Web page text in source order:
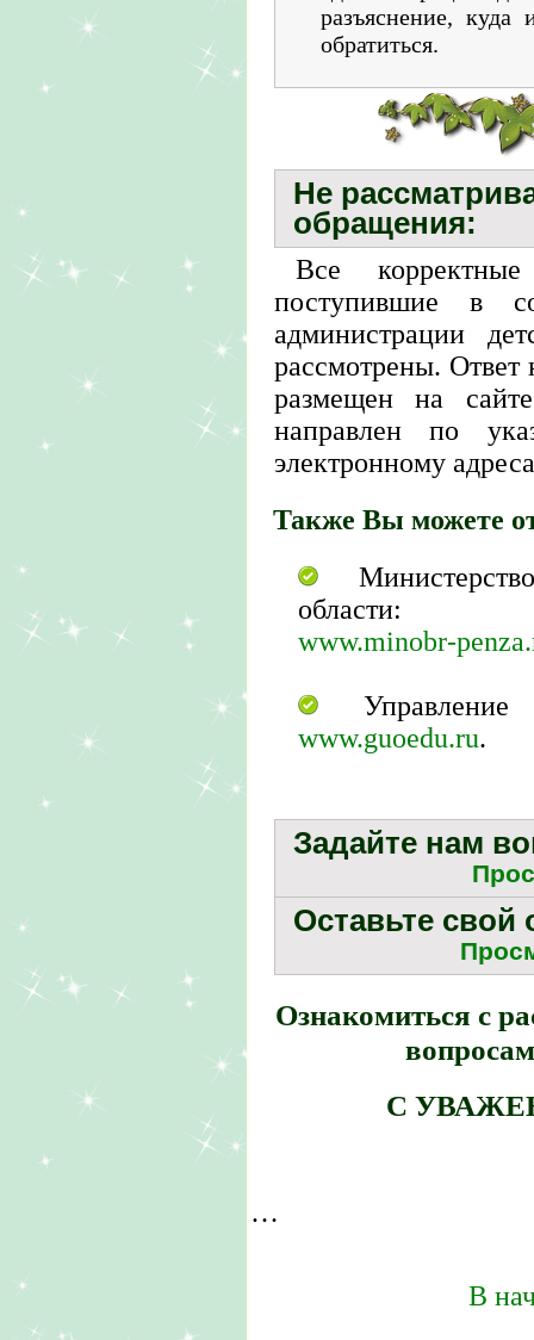
разъяснение,
обратиться.
Не
обращения:
Все
поступившие в
администрации
рассмотрены. Ответ
размещен на
направлен по
электронному
Также Вы можете
области:
www.minobr-
Управление
www.guoedu.ru.
Задайте нам
Оставьте свой
Ознакомиться с
С
…
В